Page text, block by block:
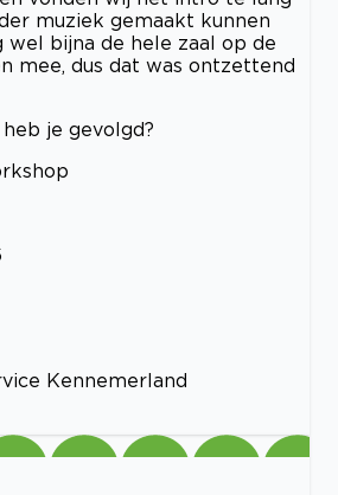
muziek gemaakt kunnen
wel bijna de hele zaal op de
mee, dus dat was ontzettend
je gevolgd?
Kennemerland